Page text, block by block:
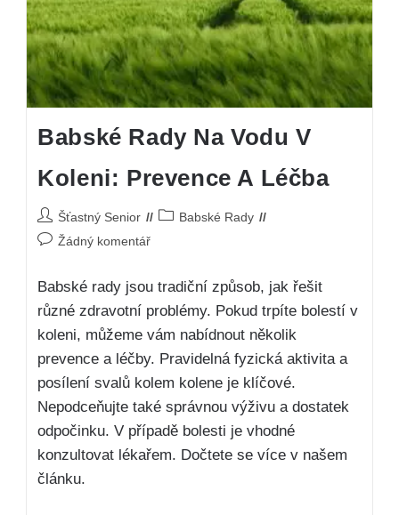
Babské Rady Na Vodu V
Koleni: Prevence A Léčba
Šťastný Senior
Babské Rady
Žádný komentář
Babské rady jsou tradiční způsob, jak řešit
různé zdravotní problémy. Pokud trpíte bolestí v
koleni, můžeme vám nabídnout několik
prevence a léčby. Pravidelná fyzická aktivita a
posílení svalů kolem kolene je klíčové.
Nepodceňujte také správnou výživu a dostatek
odpočinku. V případě bolesti je vhodné
konzultovat lékařem. Dočtete se více v našem
článku.